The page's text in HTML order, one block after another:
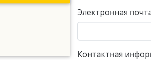
Электронная
Контактная